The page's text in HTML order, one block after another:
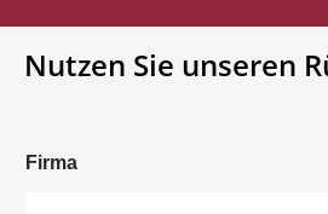
Nutzen Sie unseren
Firma